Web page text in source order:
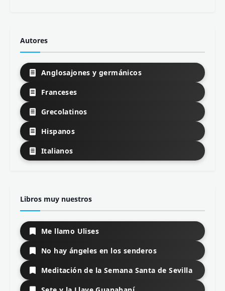
Autores
Anglosajones y germánicos
Franceses
Grecolatinos
Hispanos
Italianos
Libros muy nuestros
Me llamo Ulises
No hay ángeles en los senderos
Meditación de la Semana Santa de Sevilla